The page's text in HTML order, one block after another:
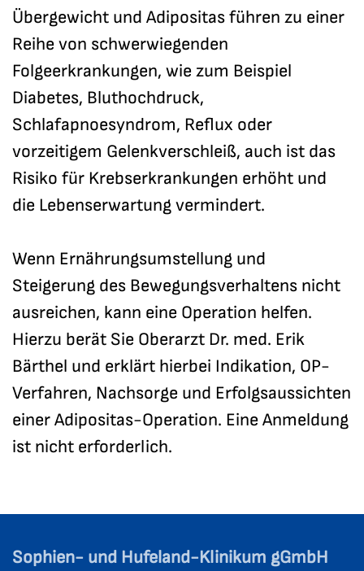
Übergewicht und Adipositas führen zu einer
Reihe von schwerwiegenden
Folgeerkrankungen, wie zum Beispiel
Diabetes, Bluthochdruck,
Schlafapnoesyndrom, Reflux oder
vorzeitigem Gelenkverschleiß, auch ist das
Risiko für Krebserkrankungen erhöht und
die Lebenserwartung vermindert.
Wenn Ernährungsumstellung und
Steigerung des Bewegungsverhaltens nicht
ausreichen, kann eine Operation helfen.
Hierzu berät Sie Oberarzt Dr. med. Erik
Bärthel und erklärt hierbei Indikation, OP-
Verfahren, Nachsorge und Erfolgsaussichten
einer Adipositas-Operation. Eine Anmeldung
ist nicht erforderlich.
Sophien- und Hufeland-Klinikum gGmbH